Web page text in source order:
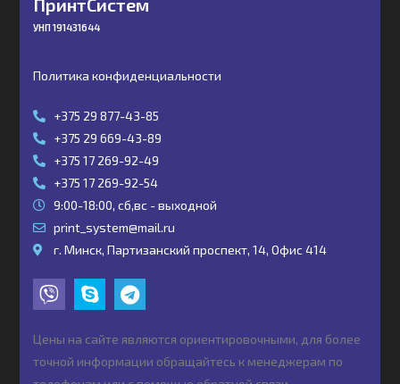
ПринтСистем
УНП 191431644
Политика конфиденциальности
+375 29 877-43-85
+375 29 669-43-89
+375 17 269-92-49
+375 17 269-92-54
9:00-18:00, сб,вс - выходной
print_system@mail.ru
г. Минск, Партизанский проспект, 14, Офис 414
Цены на сайте являются ориентировочными, для более
точной информации обращайтесь к менеджерам по